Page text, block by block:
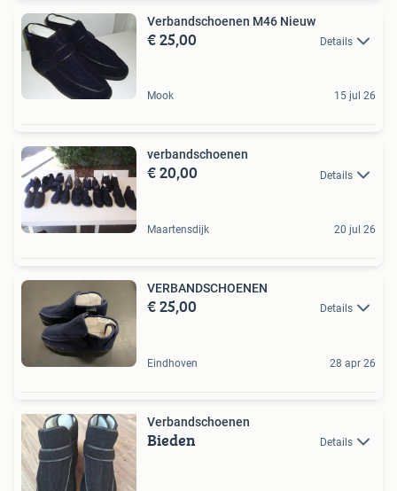
Verbandschoenen M46 Nieuw
€ 25,00 Details
Mook 15 jul 26
verbandschoenen
€ 20,00 Details
Maartensdijk 20 jul 26
VERBANDSCHOENEN
€ 25,00 Details
Eindhoven 28 apr 26
Verbandschoenen
Bieden Details